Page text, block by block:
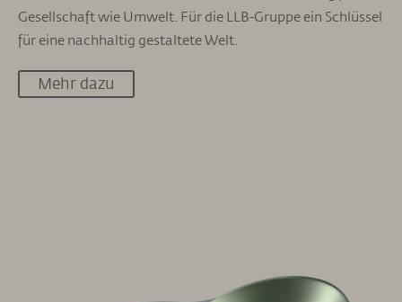
Gesellschaft wie Umwelt. Für die LLB-Gruppe ein Schlüssel
für eine nachhaltig gestaltete Welt.
Mehr dazu